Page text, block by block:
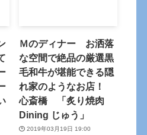
Ｍのディナー お洒落
な空間で絶品の厳選黒
毛和牛が堪能できる隠
れ家のようなお店！
心斎橋 「炙り焼肉
Dining じゅう」
2019年03月19日 19:00